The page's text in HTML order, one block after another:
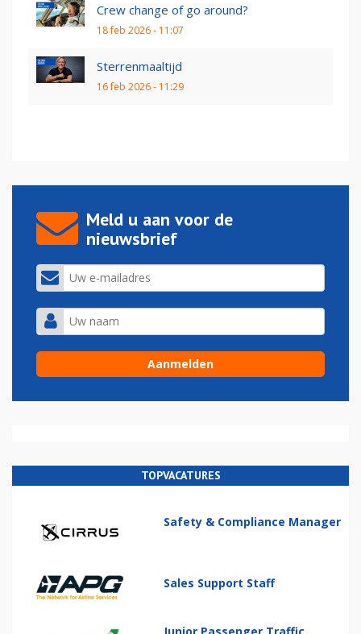
Crew change of go around?
18 feb 2026 - 11:07
Sterrenmaaltijd
16 feb 2026 - 11:29
Meld u aan voor de
nieuwsbrief
TOPVACATURES
Safety & Compliance Manager
Sales Support Staff